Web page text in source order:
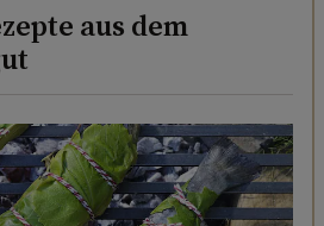
aus dem